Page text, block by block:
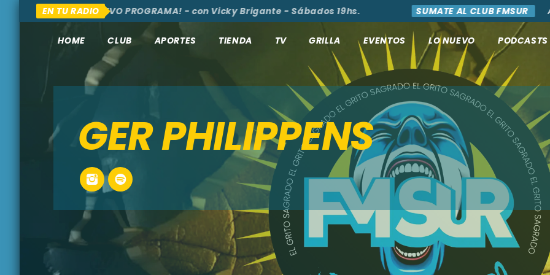
EN TU RADIO
Y ALLÁ ¡NUEVO PROGRAMA! - con Vicky Brigante - Sábados 19hs. SUMATE AL CLUB FMSUR
HOME CLUB APORTES TIENDA TV GRILLA EVENTOS LO NUEVO PODCASTS
GER PHILIPPENS